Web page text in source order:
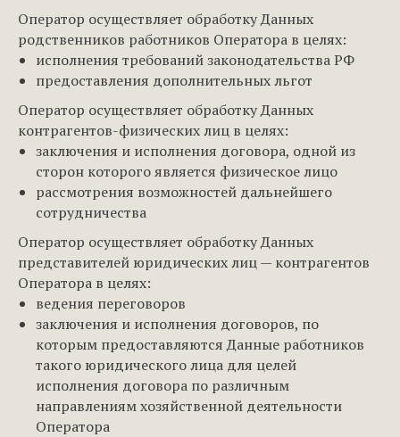
Оператор осуществляет обработку Данных
родственников работников Оператора в целях:
исполнения требований законодательства РФ
предоставления дополнительных льгот
Оператор осуществляет обработку Данных
контрагентов-физических лиц в целях:
заключения и исполнения договора, одной из
сторон которого является физическое лицо
рассмотрения возможностей дальнейшего
сотрудничества
Оператор осуществляет обработку Данных
представителей юридических лиц — контрагентов
Оператора в целях:
ведения переговоров
заключения и исполнения договоров, по
которым предоставляются Данные работников
такого юридического лица для целей
исполнения договора по различным
направлениям хозяйственной деятельности
Оператора